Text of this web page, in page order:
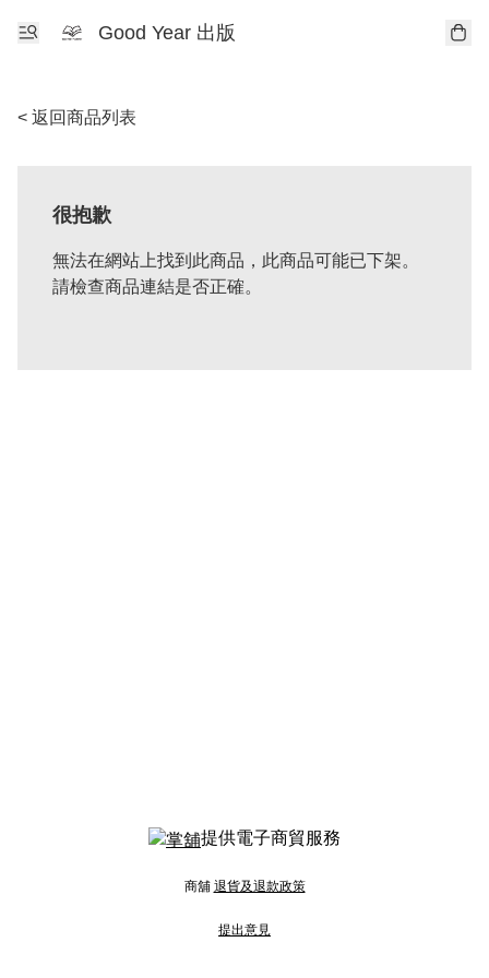
Good Year 出版
< 返回商品列表
很抱歉
無法在網站上找到此商品，此商品可能已下架。
請檢查商品連結是否正確。
提供電子商貿服務
商舖 退貨及退款政策
提出意見